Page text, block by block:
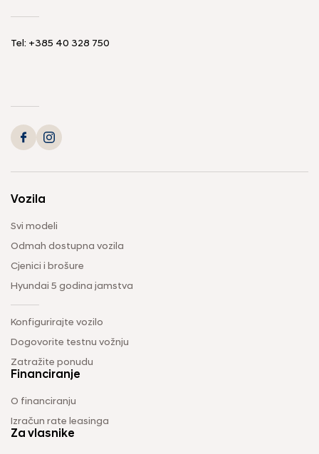
Tel: +385 40 328 750
Vozila
Svi modeli
Odmah dostupna vozila
Cjenici i brošure
Hyundai 5 godina jamstva
Konfigurirajte vozilo
Dogovorite testnu vožnju
Zatražite ponudu
Financiranje
O financiranju
Izračun rate leasinga
Za vlasnike